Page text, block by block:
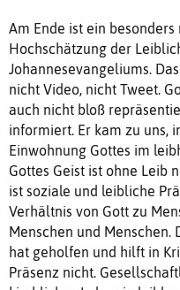
Am Ende ist ein
Hochschätzung der
Johannesevangeliums.
nicht Video, nicht Tweet.
auch nicht bloß
informiert. Er kam zu uns,
Einwohnung Gottes im
Gottes Geist ist ohne Leib
ist soziale und leibliche
Verhältnis von Gott zu
Menschen und Menschen.
hat geholfen und hilft in
Präsenz nicht.